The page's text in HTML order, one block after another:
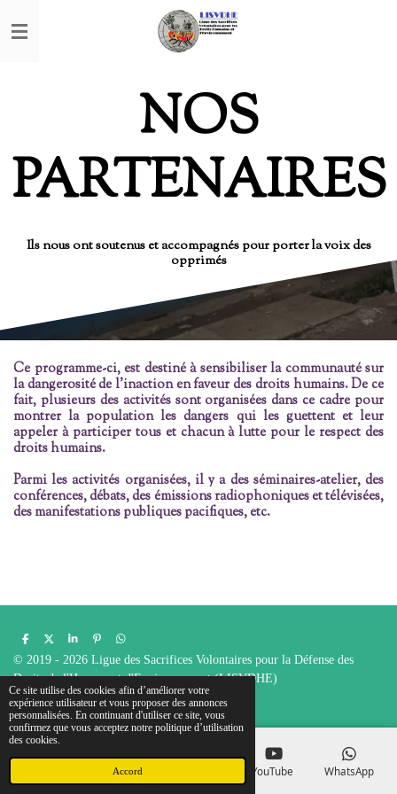
Ce site utilise des cookies afin d’améliorer votre
expérience utilisateur et vous proposer des annonces
personnalisées. En continuant d'utiliser ce site, vous
confirmez que vous acceptez notre politique d’utilisation
des cookies.
Accord
au
NOS
PARTENAIRES
Ils nous ont soutenus et accompagnés pour porter la voix des
opprimés
Ce programme-ci, est destiné à sensibiliser la communauté sur
la dangerosité de l'inaction en faveur des droits humains. De ce
fait, plusieurs des activités sont organisées dans ce cadre pour
montrer la population les dangers qui les guettent et leur
appeler à participer tous et chacun à lutte pour le respect des
droits humains.
Parmi les activités organisées, il y a des séminaires-atelier, des
conférences, débats, des émissions radiophoniques et télévisées,
des manifestations publiques pacifiques, etc.
P
r
g
e
r
P
r
a
g
e
r
P
r
t
a
g
e
É
i
g
l
e
r
P
r
g
e
r
© 2019 - 2026 Ligue des Sacrifices Volontaires pour la Défense des
Droits de l'Homme et d'Environnement (LISVDHE)
Propulsé parWebador
Téléphone YouTube WhatsApp